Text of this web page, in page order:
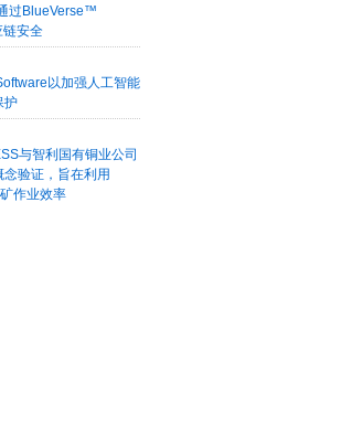
过BlueVerse™
链安全
以加强人工智能
护
与智利国有铜业公司
验证，旨在利用
作业效率